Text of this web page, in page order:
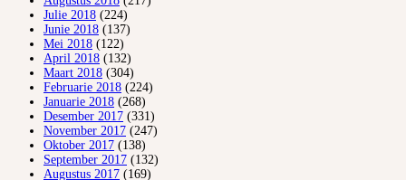
Julie 2018 (224)
Junie 2018 (137)
Mei 2018 (122)
April 2018 (132)
Maart 2018 (304)
Februarie 2018 (224)
Januarie 2018 (268)
Desember 2017 (331)
November 2017 (247)
Oktober 2017 (138)
September 2017 (132)
Augustus 2017 (169)